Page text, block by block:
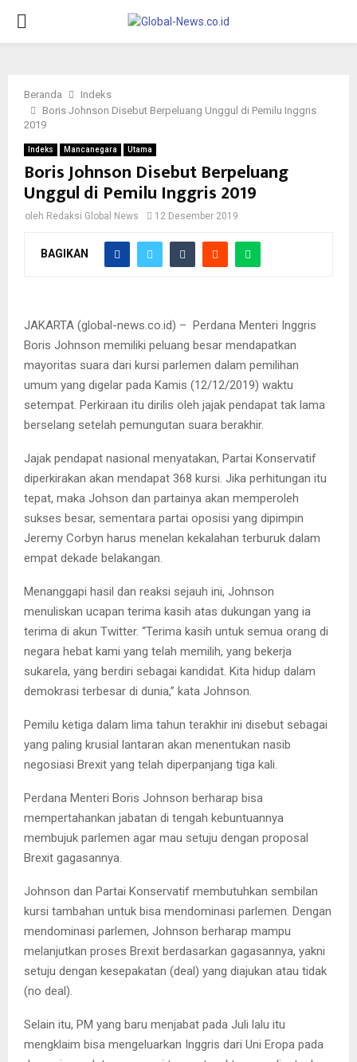
PRIMARY
Beranda
Indeks
Boris Johnson Disebut Berpeluang Unggul di Pemilu Inggris
2019
Indeks Mancanegara Utama
Boris Johnson Disebut Berpeluang
Unggul di Pemilu Inggris 2019
oleh Redaksi Global News 12 Desember 2019
BAGIKAN
JAKARTA (global-news.co.id) – Perdana Menteri Inggris
Boris Johnson memiliki peluang besar mendapatkan
mayoritas suara dari kursi parlemen dalam pemilihan
umum yang digelar pada Kamis (12/12/2019) waktu
setempat. Perkiraan itu dirilis oleh jajak pendapat tak lama
berselang setelah pemungutan suara berakhir.
Jajak pendapat nasional menyatakan, Partai Konservatif
diperkirakan akan mendapat 368 kursi. Jika perhitungan itu
tepat, maka Johson dan partainya akan memperoleh
sukses besar, sementara partai oposisi yang dipimpin
Jeremy Corbyn harus menelan kekalahan terburuk dalam
empat dekade belakangan.
Menanggapi hasil dan reaksi sejauh ini, Johnson
menuliskan ucapan terima kasih atas dukungan yang ia
terima di akun Twitter. “Terima kasih untuk semua orang di
negara hebat kami yang telah memilih, yang bekerja
sukarela, yang berdiri sebagai kandidat. Kita hidup dalam
demokrasi terbesar di dunia,” kata Johnson.
Pemilu ketiga dalam lima tahun terakhir ini disebut sebagai
yang paling krusial lantaran akan menentukan nasib
negosiasi Brexit yang telah diperpanjang tiga kali.
Perdana Menteri Boris Johnson berharap bisa
mempertahankan jabatan di tengah kebuntuannya
membujuk parlemen agar mau setuju dengan proposal
Brexit gagasannya.
Johnson dan Partai Konservatif membutuhkan sembilan
kursi tambahan untuk bisa mendominasi parlemen. Dengan
mendominasi parlemen, Johnson berharap mampu
melanjutkan proses Brexit berdasarkan gagasannya, yakni
setuju dengan kesepakatan (deal) yang diajukan atau tidak
(no deal).
Selain itu, PM yang baru menjabat pada Juli lalu itu
mengklaim bisa mengeluarkan Inggris dari Uni Eropa pada